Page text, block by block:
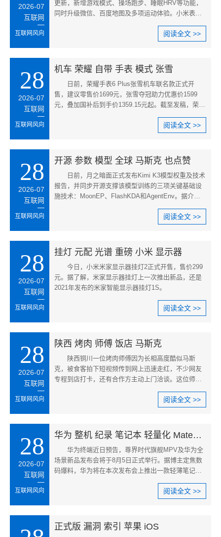
2026-07
互联网
互联网风向
更新，新增游戏模式、操场跑步、睡眠HRV等功能，
同时升级微信、百度地图及多项运动体验。小米表
阅读全文 >>
28
2026-07
互联网
互联网风向
机车 荣耀 自带 手表 模式 张雪
日前，荣耀手表6 Plus张雪机车联名款正式开
售，建议零售价1699元，张雪夺冠助力优惠价1599
元，叠加国补后到手价1359.15元起。截至发稿，荣耀
阅读全文 >>
28
2026-07
互联网
互联网风向
开源 参数 模型 全球 马斯克 也点赞
日前，月之暗面正式发布Kimi K3模型权重及技术
报告，并同步开源支撑该模型训练的三项关键基础设
施技术：MoonEP、FlashKDA和AgentEnv。据介
阅读全文 >>
28
2026-07
互联网
互联网风向
挂灯 元配 光谱 重磅 小米 显示器
今日，小米米家显示器挂灯2正式开售，售价299
元。据了解，米家显示器挂灯上一次推出新品，还是
2021年发布的米家智能显示器挂灯1S。
阅读全文 >>
28
2026-07
互联网
互联网风向
陕西 烤肉 师傅 饭店 马斯克
陕西铜川一位烤肉师傅因为长相高度酷似马斯
克，被食客拍下短视频传到网上迅速走红，不少网友
专程到店打卡，还有合作方主动上门洽谈。这位师傅
阅读全文 >>
28
2026-07
互联网
互联网风向
华为 整机 纪录 笔记本 轻量化 MateBook
华为终端近日预告，尊界时代旗舰MPV及华为全
场景新品发布会将于8月5日正式举行。据博主定焦数
码爆料，华为将在本次发布会上推出一款轻薄笔记
阅读全文 >>
正式版 漏洞 索引 苹果 iOS